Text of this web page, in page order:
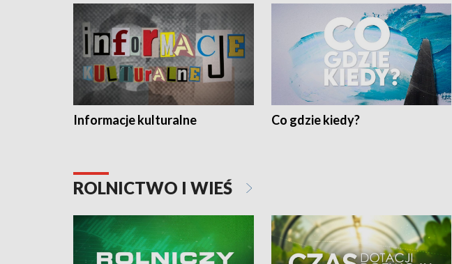
Informacje kulturalne Co gdzie kiedy?
ROLNICTWO I WIEŚ